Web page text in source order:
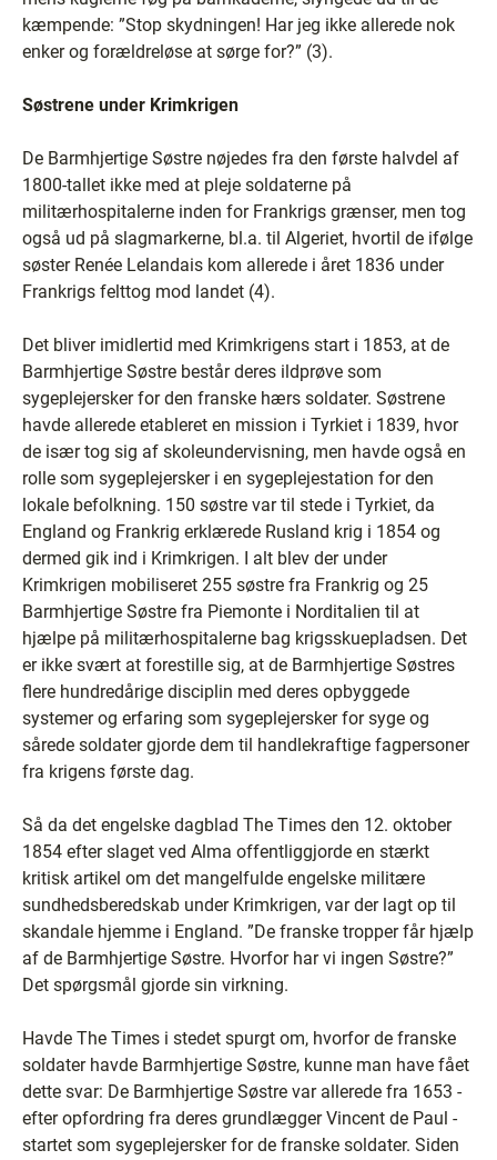
kæmpende: ”Stop skydningen! Har jeg ikke allerede nok
enker og forældreløse at sørge for?” (3).
Søstrene under Krimkrigen
De Barmhjertige Søstre nøjedes fra den første halvdel af
1800-tallet ikke med at pleje soldaterne på
militærhospitalerne inden for Frankrigs grænser, men tog
også ud på slagmarkerne, bl.a. til Algeriet, hvortil de ifølge
søster Renée Lelandais kom allerede i året 1836 under
Frankrigs felttog mod landet (4).
Det bliver imidlertid med Krimkrigens start i 1853, at de
Barmhjertige Søstre består deres ildprøve som
sygeplejersker for den franske hærs soldater. Søstrene
havde allerede etableret en mission i Tyrkiet i 1839, hvor
de især tog sig af skoleundervisning, men havde også en
rolle som sygeplejersker i en sygeplejestation for den
lokale befolkning. 150 søstre var til stede i Tyrkiet, da
England og Frankrig erklærede Rusland krig i 1854 og
dermed gik ind i Krimkrigen. I alt blev der under
Krimkrigen mobiliseret 255 søstre fra Frankrig og 25
Barmhjertige Søstre fra Piemonte i Norditalien til at
hjælpe på militærhospitalerne bag krigsskuepladsen. Det
er ikke svært at forestille sig, at de Barmhjertige Søstres
flere hundredårige disciplin med deres opbyggede
systemer og erfaring som sygeplejersker for syge og
sårede soldater gjorde dem til handlekraftige fagpersoner
fra krigens første dag.
Så da det engelske dagblad The Times den 12. oktober
1854 efter slaget ved Alma offentliggjorde en stærkt
kritisk artikel om det mangelfulde engelske militære
sundhedsberedskab under Krimkrigen, var der lagt op til
skandale hjemme i England. ”De franske tropper får hjælp
af de Barmhjertige Søstre. Hvorfor har vi ingen Søstre?”
Det spørgsmål gjorde sin virkning.
Havde The Times i stedet spurgt om, hvorfor de franske
soldater havde Barmhjertige Søstre, kunne man have fået
dette svar: De Barmhjertige Søstre var allerede fra 1653 -
efter opfordring fra deres grundlægger Vincent de Paul -
startet som sygeplejersker for de franske soldater. Siden